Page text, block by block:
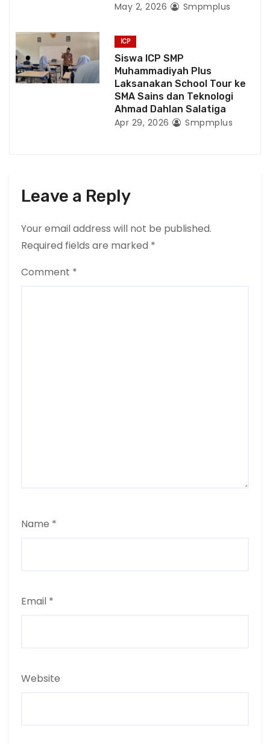
May 2, 2026 Smpmplus
ICP
Siswa ICP SMP
Muhammadiyah Plus
Laksanakan School Tour ke
SMA Sains dan Teknologi
Ahmad Dahlan Salatiga
Apr 29, 2026 Smpmplus
Leave a Reply
Your email address will not be published.
Required fields are marked *
Comment *
Name *
Email *
Website